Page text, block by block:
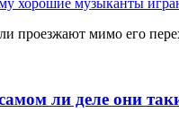
проезжают мимо его
ли деле они